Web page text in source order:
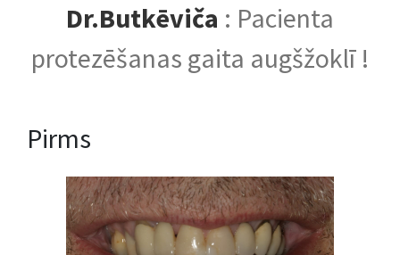
Dr.Butkēviča : Pacienta
protezēšanas gaita augšžoklī !
Pirms